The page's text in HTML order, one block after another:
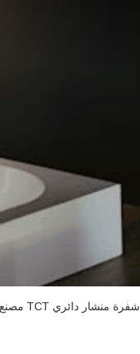
شفرة منشار دائري TCT مصنع بالجملة مخصصة لقطع شفرة منشار سبائك الألومنيوم